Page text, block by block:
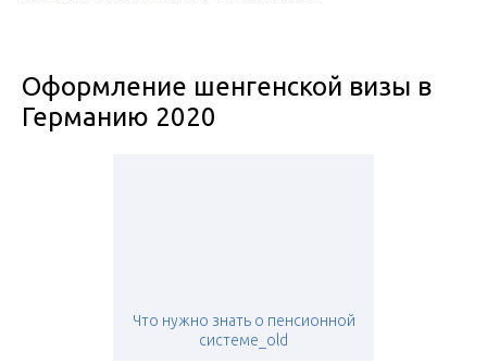
Оформление шенгенской визы в
Германию 2020
Что нужно знать о пенсионной
системе_old